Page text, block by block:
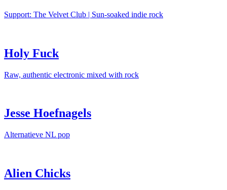
Support: The Velvet Club | Sun-soaked indie rock
Holy Fuck
Raw, authentic electronic mixed with rock
Jesse Hoefnagels
Alternatieve NL pop
Alien Chicks